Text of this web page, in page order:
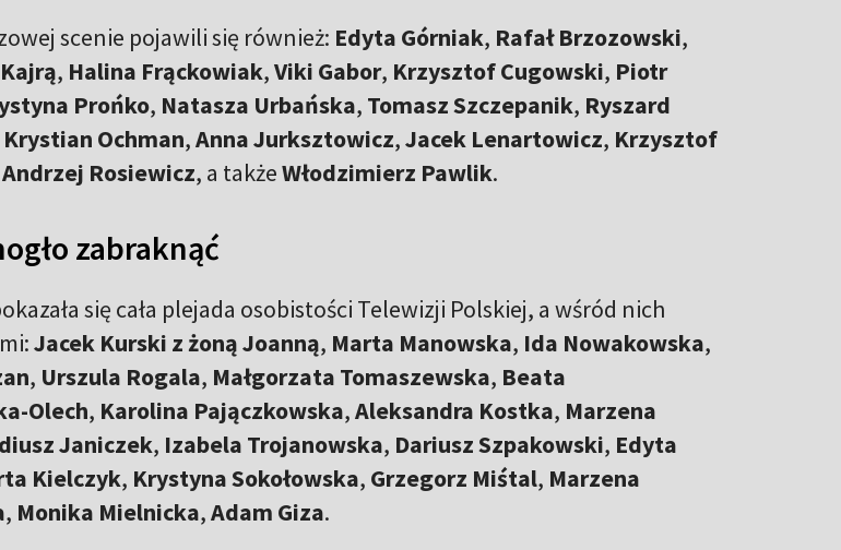
scenie pojawili się również: Edyta Górniak, Rafał Brzozowski,
, Halina Frąckowiak,Viki Gabor, Krzysztof Cugowski, Piotr
Prońko, Natasza Urbańska, Tomasz Szczepanik, Ryszard
Krystian Ochman,Anna Jurksztowicz,Jacek Lenartowicz, Krzysztof
Andrzej Rosiewicz, a takżeWłodzimierz Pawlik.
zabraknąć
się cała plejada osobistości Telewizji Polskiej, a wśród nich
Jacek Kurski z żoną Joanną, Marta Manowska, Ida Nowakowska,
, Urszula Rogala, Małgorzata Tomaszewska, Beata
Olech, Karolina Pajączkowska,Aleksandra Kostka, Marzena
Janiczek, Izabela Trojanowska, Dariusz Szpakowski, Edyta
Kielczyk, Krystyna Sokołowska, Grzegorz Miśtal, Marzena
, Monika Mielnicka,Adam Giza.